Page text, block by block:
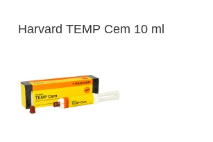
Harvard TEMP Cem 10 ml